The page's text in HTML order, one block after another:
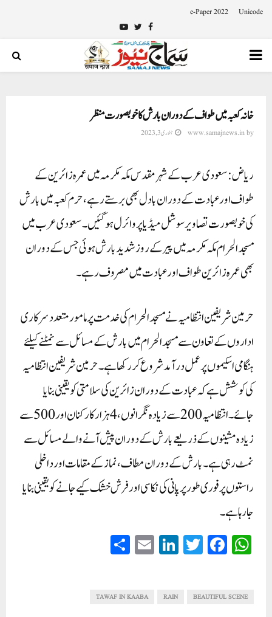
Unicode
e-Paper 2022
Facebook
Twitter
Youtube
PRIMARY
خانہ کعبہ میں طواف کے دوران بارش کا خوبصورت منظر
by
www.samajnews.in جنوری 3, 2023
ریاض: سعودی عرب کے شہر مقدس مکہ مکرمہ میں عمرہ زائرین کے
طواف اور عبادت کے دوران بادل بھی برستے رہے، حرم کعبہ میں بارش
کی خوبصورت تصاویر سوشل میڈیا پر وائرل ہوگئیں۔ سعودی عرب میں
مسجد الحرام مکہ مکرمہ میں پیر کے روز شدید بارش ہوئی جس کے دوران
بھی عمرہ زائرین طواف اور عبادت میں مصروف رہے۔
حرمین شریفین انتظامیہ نے مسجد الحرام کی خدمت پر مامور متعدد سرکاری
اداروں کے تعاون سے مسجد الحرام میں بارش کے مسائل سے نمٹنے کیلئے
ہنگامی اسکیموں پر عمل درآمد شروع کر رکھا ہے۔ حرمین شریفین انتظامیہ
کی کوشش ہے کہ عبادت کے دوران زائرین کی سلامتی کو یقینی بنایا
جائے۔ انتظامیہ 200سے زیادہ نگرانوں، 4 ہزار کارکنان اور 500سے
زیادہ مشینوں کے ذریعے بارش کے دوران پیش آنے والے مسائل سے
نمٹ رہی ہے۔ بارش کے دوران مطاف، نماز کے مقامات اور داخلی
راستوں پر فوری طور پر پانی کی نکاسی اور فرش خشک کیے جانے کو یقینی بنایا
جارہا ہے۔
W
ha
A
Fa
ce
ok
T
wi
r
Li
nk
In
E
m
BEAUTIFUL SCENE
RAIN
TAWAF IN KAABA